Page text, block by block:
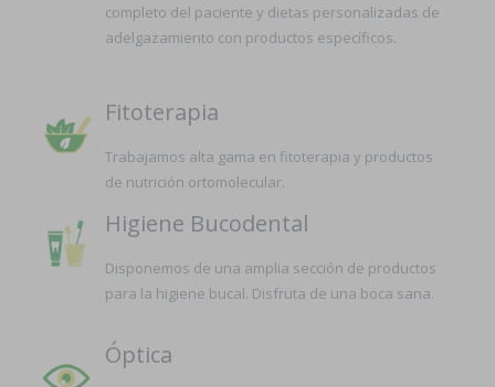
completo del paciente y dietas personalizadas de
adelgazamiento con productos específicos.
Fitoterapia
Trabajamos alta gama en fitoterapia y productos
de nutrición ortomolecular.
Higiene Bucodental
Disponemos de una amplia sección de productos
para la higiene bucal. Disfruta de una boca sana.
Óptica